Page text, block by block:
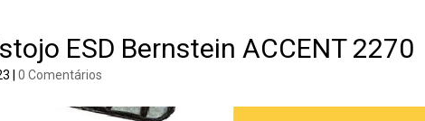
ESD Bernstein ACCENT 2270
|0 Comentários